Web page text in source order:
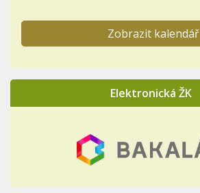
Zobrazit kalendář
Elektronická ŽK